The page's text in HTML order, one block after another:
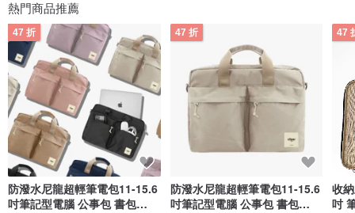
熱門商品推薦
47 折
防潑水尼龍超輕筆電包11-15.6
吋筆記型電腦 公事包 書包
47 折
防潑水尼龍超輕筆電包11-15.6
吋筆記型電腦 公事包 書包
47
收
吋